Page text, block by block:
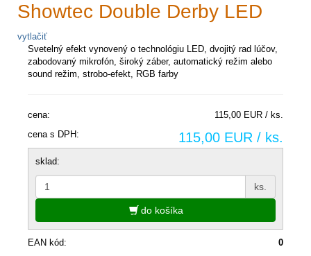
Showtec Double Derby LED
vytlačiť
Svetelný efekt vynovený o technológiu LED, dvojitý rad lúčov,
zabodovaný mikrofón, široký záber, automatický režim alebo
sound režim, strobo-efekt, RGB farby
cena:
115,00 EUR / ks.
cena s DPH:
115,00 EUR / ks.
sklad:
ks.
do košíka
EAN kód:
0